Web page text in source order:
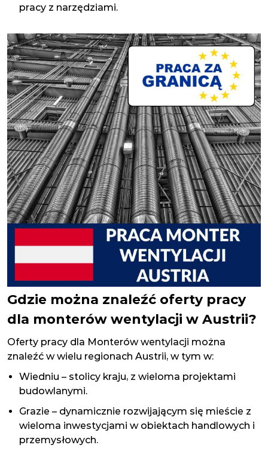
pracy z narzędziami.
Gdzie można znaleźć oferty pracy
dla monterów wentylacji w Austrii?
Oferty pracy dla Monterów wentylacji można
znaleźć w wielu regionach Austrii, w tym w:
Wiedniu – stolicy kraju, z wieloma projektami
budowlanymi.
Grazie – dynamicznie rozwijającym się mieście z
wieloma inwestycjami w obiektach handlowych i
przemysłowych.